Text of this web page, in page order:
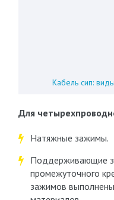
Кабель сип:
Для
Натяжные зажимы.
Поддерживающие
промежуточного
зажимов